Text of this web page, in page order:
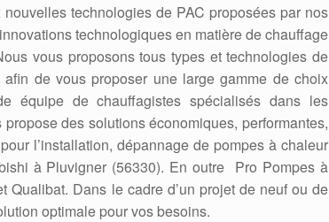
technologies de PAC proposées par nos
technologiques en matière de chauffage
vous proposons tous types et technologies de
de vous proposer une large gamme de choix
équipe de chauffagistes spécialisés dans les
des solutions économiques, performantes,
l’installation, dépannage de pompes à chaleur
à Pluvigner (56330). En outre Pro Pompes à
Dans le cadre d’un projet de neuf ou de
optimale pour vos besoins.